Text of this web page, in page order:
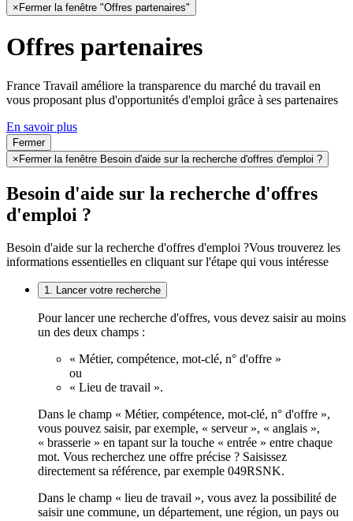
× Fermer la fenêtre "Offres partenaires"
Offres partenaires
France Travail améliore la transparence du marché du travail en
vous proposant plus d'opportunités d'emploi grâce à ses partenaires
En savoir plus
Fermer
×Fermer la fenêtre Besoin d'aide sur la recherche d'offres d'emploi ?
Besoin d'aide sur la recherche d'offres
d'emploi ?
Besoin d'aide sur la recherche d'offres d'emploi ?Vous trouverez les
informations essentielles en cliquant sur l'étape qui vous intéresse
1. Lancer votre recherche
Pour lancer une recherche d'offres, vous devez saisir au moins
un des deux champs :
« Métier, compétence, mot-clé, n° d'offre »
ou
« Lieu de travail ».
Dans le champ « Métier, compétence, mot-clé, n° d'offre »,
vous pouvez saisir, par exemple, « serveur », « anglais »,
« brasserie » en tapant sur la touche « entrée » entre chaque
mot. Vous recherchez une offre précise ? Saisissez
directement sa référence, par exemple 049RSNK.
Dans le champ « lieu de travail », vous avez la possibilité de
saisir une commune, un département, une région, un pays ou